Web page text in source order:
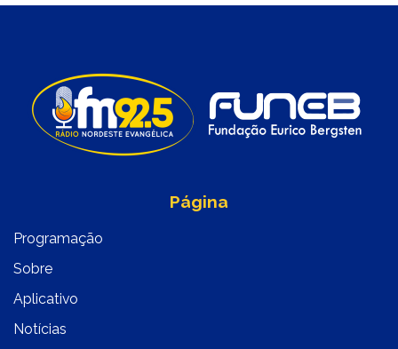
Página
Programação
Sobre
Aplicativo
Notícias